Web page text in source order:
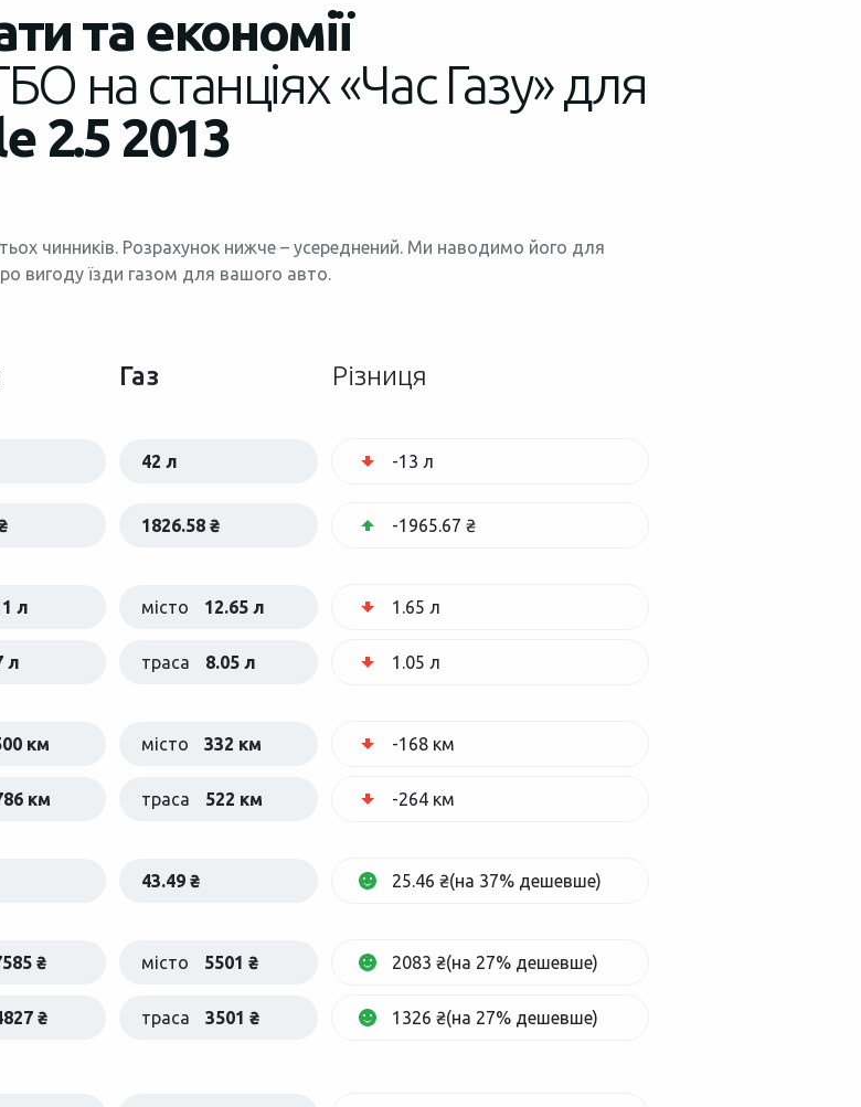
та економії
на станціях «Час Газу» для
2.5 2013
чинників. Розрахунок нижче – усереднений. Ми наводимо його для
вигоду їзди газом для вашого авто.
Газ Різниця
42 л -13 л
1826.58 ₴ -1965.67 ₴
л місто 12.65 л 1.65 л
л траса 8.05 л 1.05 л
км місто 332 км -168 км
км траса 522 км -264 км
43.49 ₴ 25.46 ₴(на 37% дешевше)
₴ місто 5501 ₴ 2083 ₴(на 27% дешевше)
₴ траса 3501 ₴ 1326 ₴(на 27% дешевше)